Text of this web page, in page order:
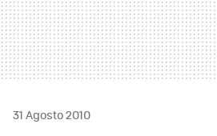
31 Agosto 2010